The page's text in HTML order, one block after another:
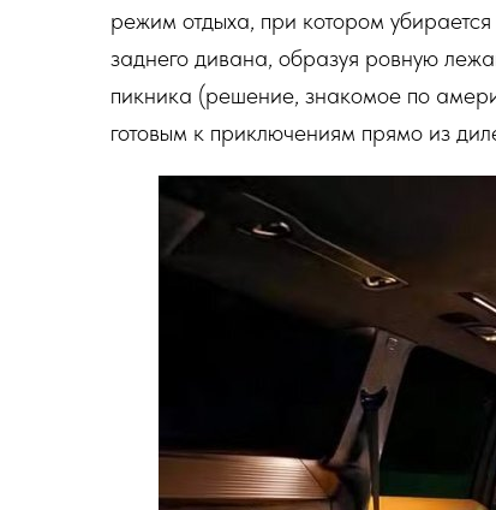
режим отдыха, при котором
заднего дивана, образуя ровную
пикника (решение, знакомое по
готовым к приключениям прямо из